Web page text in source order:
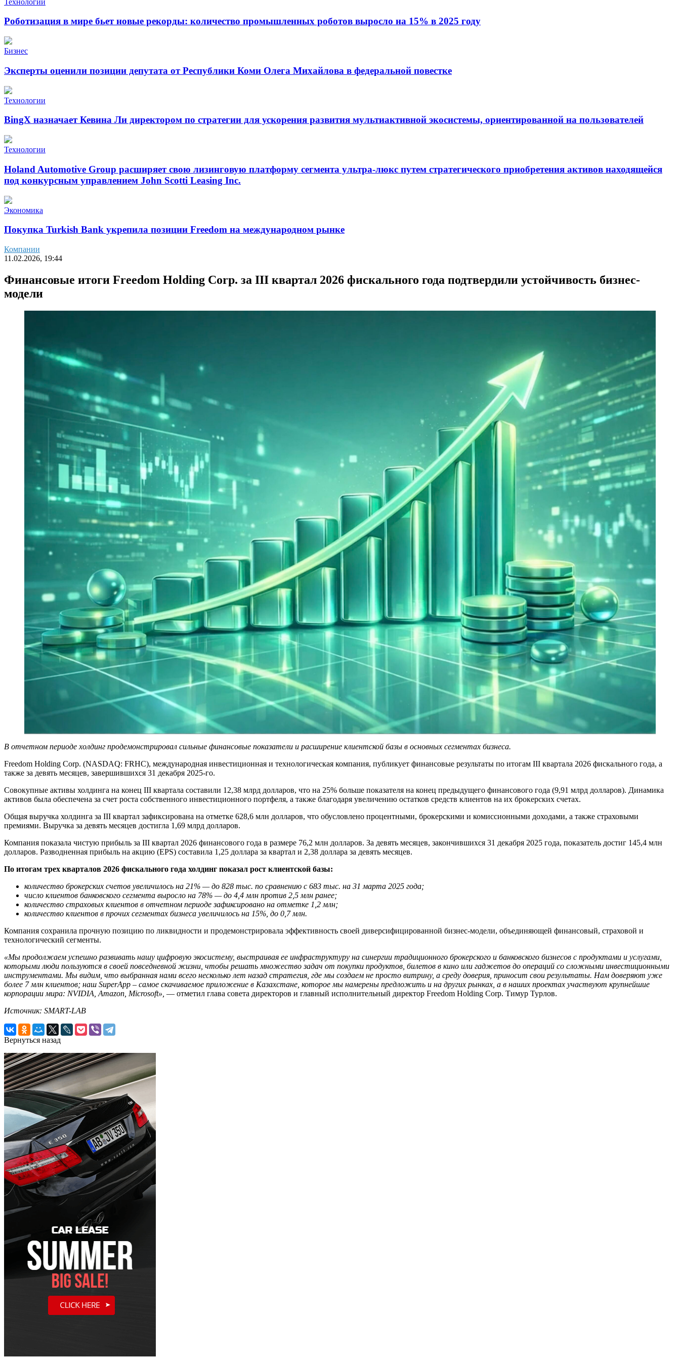
Роботизация в мире бьет новые рекорды: количество промышленных роботов выросло на 15% в 2025 году
Бизнес
Эксперты оценили позиции депутата от Республики Коми Олега Михайлова в федеральной повестке
Технологии
BingX назначает Кевина Ли директором по стратегии для ускорения развития мультиактивной экосистемы, ориентированной на пользователей
Технологии
Holand Automotive Group расширяет свою лизинговую платформу сегмента ультра-люкс путем стратегического приобретения активов находящейся
под конкурсным управлением John Scotti Leasing Inc.
Экономика
Покупка Turkish Bank укрепила позиции Freedom на международном рынке
Компании
11.02.2026, 19:44
Финансовые итоги Freedom Holding Corp. за III квартал 2026 фискального года подтвердили устойчивость бизнес-
модели
В отчетном периоде холдинг продемонстрировал сильные финансовые показатели и расширение клиентской базы в основных сегментах бизнеса.
Freedom Holding Corp. (NASDAQ: FRHC), международная инвестиционная и технологическая компания, публикует финансовые результаты по итогам III квартала 2026 фискального года, а
также за девять месяцев, завершившихся 31 декабря 2025-го.
Совокупные активы холдинга на конец III квартала составили 12,38 млрд долларов, что на 25% больше показателя на конец предыдущего финансового года (9,91 млрд долларов). Динамика
активов была обеспечена за счет роста собственного инвестиционного портфеля, а также благодаря увеличению остатков средств клиентов на их брокерских счетах.
Общая выручка холдинга за III квартал зафиксирована на отметке 628,6 млн долларов, что обусловлено процентными, брокерскими и комиссионными доходами, а также страховыми
премиями. Выручка за девять месяцев достигла 1,69 млрд долларов.
Компания показала чистую прибыль за III квартал 2026 финансового года в размере 76,2 млн долларов. За девять месяцев, закончившихся 31 декабря 2025 года, показатель достиг 145,4 млн
долларов. Разводненная прибыль на акцию (EPS) составила 1,25 доллара за квартал и 2,38 доллара за девять месяцев.
По итогам трех кварталов 2026 фискального года холдинг показал рост клиентской базы:
количество брокерских счетов увеличилось на 21% — до 828 тыс. по сравнению с 683 тыс. на 31 марта 2025 года;
число клиентов банковского сегмента выросло на 78% — до 4,4 млн против 2,5 млн ранее;
количество страховых клиентов в отчетном периоде зафиксировано на отметке 1,2 млн;
количество клиентов в прочих сегментах бизнеса увеличилось на 15%, до 0,7 млн.
Компания сохранила прочную позицию по ликвидности и продемонстрировала эффективность своей диверсифицированной бизнес-модели, объединяющей финансовый, страховой и
технологический сегменты.
«Мы продолжаем успешно развивать нашу цифровую экосистему, выстраивая ее инфраструктуру на синергии традиционного брокерского и банковского бизнесов с продуктами и услугами,
которыми люди пользуются в своей повседневной жизни, чтобы решать множество задач от покупки продуктов, билетов в кино или гаджетов до операций со сложными инвестиционными
инструментами. Мы видим, что выбранная нами всего несколько лет назад стратегия, где мы создаем не просто витрину, а среду доверия, приносит свои результаты. Нам доверяют уже
более 7 млн клиентов; наш SuperApp – самое скачиваемое приложение в Казахстане, которое мы намерены предложить и на других рынках, а в наших проектах участвуют крупнейшие
корпорации мира: NVIDIA, Amazon, Microsoft», — отметил глава совета директоров и главный исполнительный директор Freedom Holding Corp. Тимур Турлов.
Источник: SMART-LAB
Вернуться назад